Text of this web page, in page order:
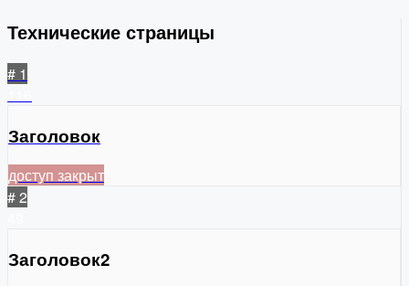
Технические страницы
# 1
Заголовок
доступ закрыт
# 2
Заголовок2